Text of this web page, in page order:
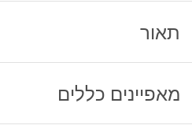
תאור
מאפיינים כללים